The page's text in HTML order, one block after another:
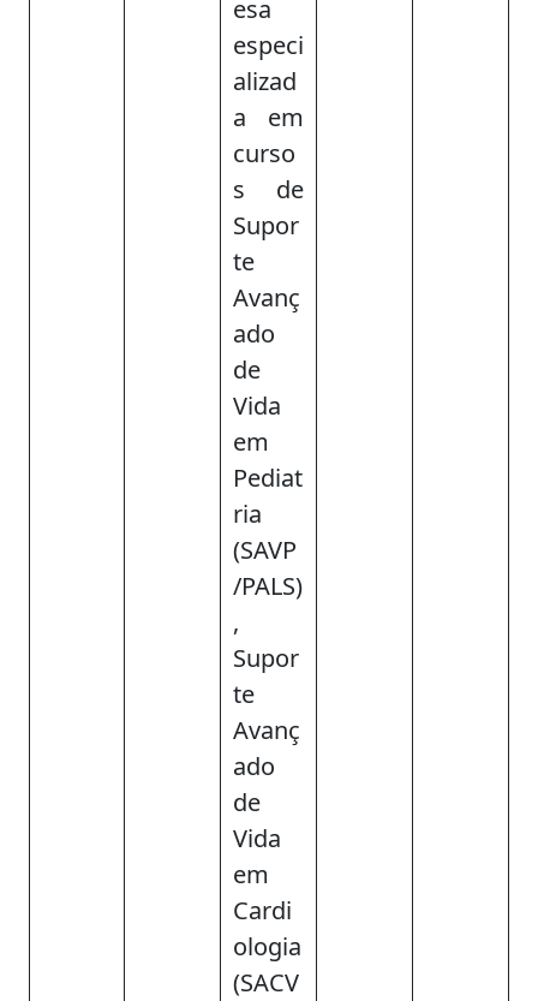
esa
especi
alizad
a em
curso
s de
Supor
te
Avanç
ado
de
Vida
em
Pediat
ria
(SAVP
/PALS)
,
Supor
te
Avanç
ado
de
Vida
em
Cardi
ologia
(SACV